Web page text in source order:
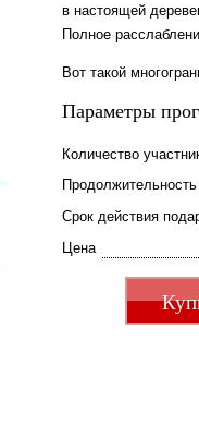
в настоящей
Полное
Вот такой
Параметры
Количество
Продолжительность
Срок действия
Цена